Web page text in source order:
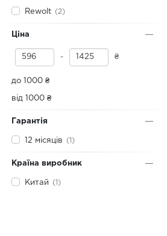
Rewolt (2)
Ціна
- ₴
до 1000 ₴
від 1000 ₴
Гарантія
12 місяців (1)
Країна виробник
Китай (1)